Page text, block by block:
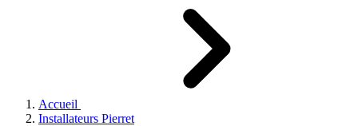
Accueil
Installateurs Pierret